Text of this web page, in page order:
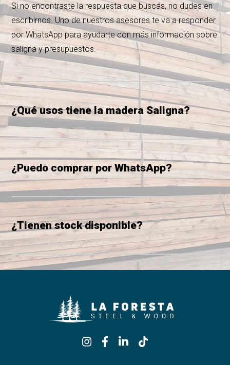
Si no encontraste la respuesta que buscás, no dudes en
escribirnos. Uno de nuestros asesores te va a responder
por WhatsApp para ayudarte con más información sobre
saligna y presupuestos.
¿Qué usos tiene la madera Saligna?
¿Puedo comprar por WhatsApp?
¿Tienen stock disponible?